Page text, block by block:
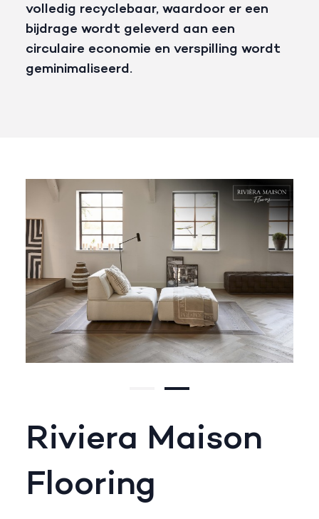
volledig recyclebaar, waardoor er een
bijdrage wordt geleverd aan een
circulaire economie en verspilling wordt
geminimaliseerd.
Riviera Maison
Flooring